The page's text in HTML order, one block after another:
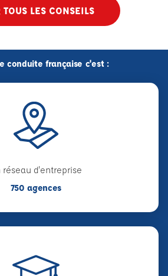
LES CONSEILS
conduite française c'est :
réseau d'entreprise
750 agences